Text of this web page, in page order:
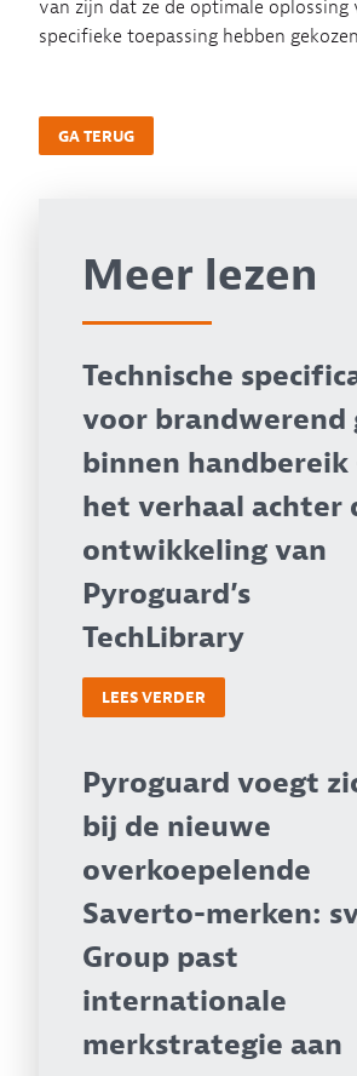
van zijn dat ze de optimale oplossing
specifieke toepassing hebben
GA TERUG
Meer lezen
Technische
voor brandwerend
binnen handbereik
het verhaal achter
ontwikkeling van
Pyroguard’s
TechLibrary
LEES VERDER
Pyroguard voegt
bij de nieuwe
overkoepelende
Saverto-merken:
Group past
internationale
merkstrategie aan